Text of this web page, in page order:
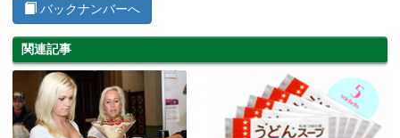
バックナンバーへ
関連記事